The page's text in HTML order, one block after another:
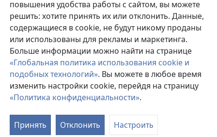
повышения удобства работы с сайтом, вы можете
решить: хотите принять их или отклонить. Данные,
содержащиеся в cookie, не будут никому проданы
или использованы для рекламы и маркетинга.
Больше информации можно найти на странице
«Глобальная политика использования cookie и
подобных технологий». Вы можете в любое время
изменить настройки cookie, перейдя на страницу
«Политика конфиденциальности».
Принять Отклонить Настроить
Настроить внешний вид
Copyright© 2026 Watch Tower Bible and Tract Society of Pennsylvania.
УСЛОВИЯ ИСПОЛЬЗОВАНИЯ|ПОЛИТИКА
КОНФИДЕНЦИАЛЬНОСТИ|НАСТРОЙКИ
КОНФИДЕНЦИАЛЬНОСТИ